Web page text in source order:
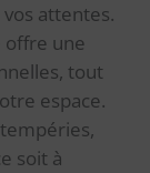
attentes.
offre une
tout
espace.
soit à